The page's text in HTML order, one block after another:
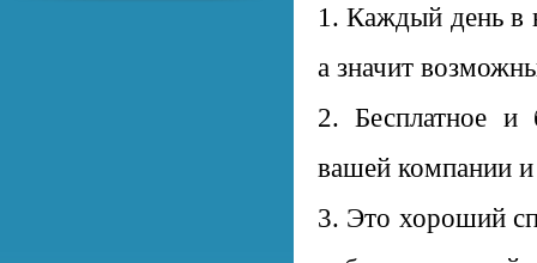
1. Каждый день в
а значит
2. Бесплатное и
вашей компании
3. Это хороший